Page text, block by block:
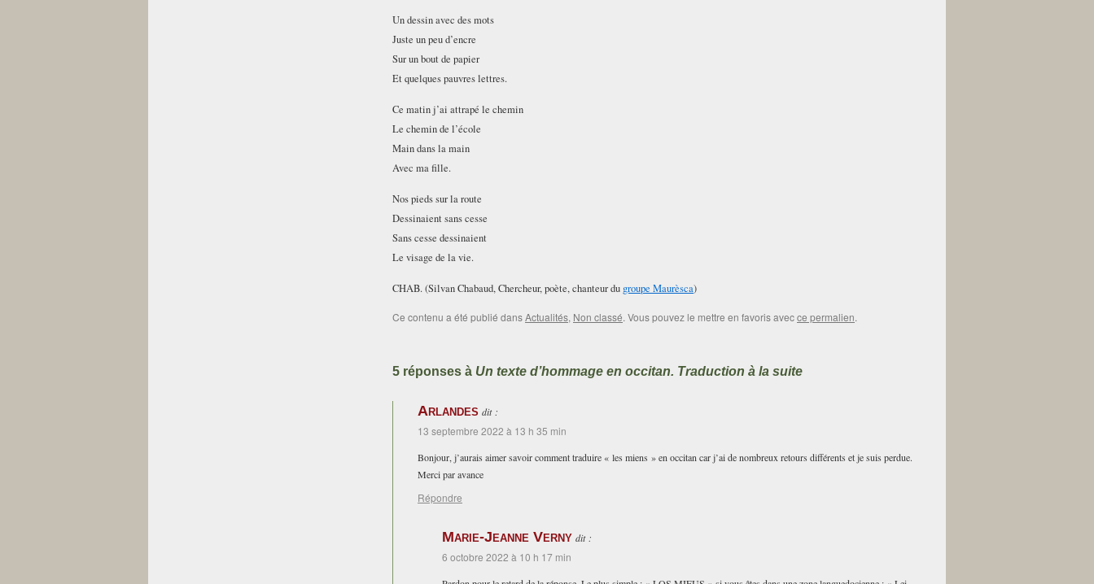
Un dessin avec des mots
Juste un peu d’encre
Sur un bout de papier
Et quelques pauvres lettres.
Ce matin j’ai attrapé le chemin
Le chemin de l’école
Main dans la main
Avec ma fille.
Nos pieds sur la route
Dessinaient sans cesse
Sans cesse dessinaient
Le visage de la vie.
CHAB. (Silvan Chabaud, Chercheur, poète, chanteur du groupe Maurèsca)
Ce contenu a été publié dansActualités, Non classé. Vous pouvez le mettre en favoris avecce permalien.
5 réponses à Un texte d’hommage en occitan. Traduction à la suite
Arlandes dit :
13 septembre 2022 à 13 h 35 min
Bonjour, j’aurais aimer savoir comment traduire « les miens » en occitan car j’ai de nombreux retours différents et je suis perdue.
Merci par avance
Répondre
Marie-Jeanne Verny dit :
6 octobre 2022 à 10 h 17 min